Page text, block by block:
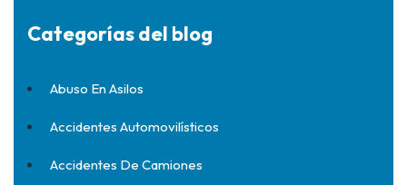
Categorías del blog
Abuso En Asilos
Accidentes Automovilísticos
Accidentes De Camiones